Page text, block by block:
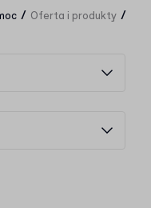
/ Oferta i produkty /